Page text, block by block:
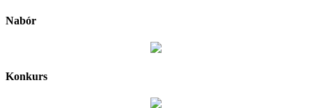
Nabór
Konkurs